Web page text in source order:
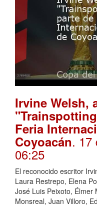
Irvine Welsh,
Feria
Coyoacán. 17
06:25
El reconocido escritor
Laura Restrepo, Elena
José Luis Peixoto, Élmer
Monsreal, Juan Villoro,